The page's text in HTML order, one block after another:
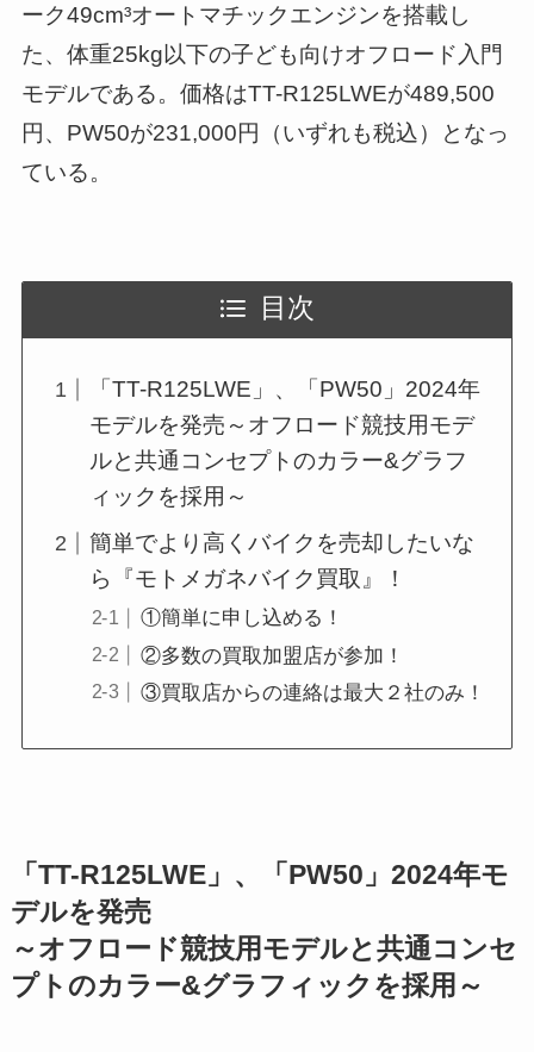
ーク49cm³オートマチックエンジンを搭載し
た、体重25kg以下の子ども向けオフロード入門
モデルである。価格はTT-R125LWEが489,500
円、PW50が231,000円（いずれも税込）となっ
ている。
目次
「TT-R125LWE」、「PW50」2024年
モデルを発売～オフロード競技用モデ
ルと共通コンセプトのカラー&グラフ
ィックを採用～
簡単でより高くバイクを売却したいな
ら『モトメガネバイク買取』！
①簡単に申し込める！
②多数の買取加盟店が参加！
③買取店からの連絡は最大２社のみ！
「TT-R125LWE」、「PW50」2024年モ
デルを発売
～オフロード競技用モデルと共通コンセ
プトのカラー&グラフィックを採用～